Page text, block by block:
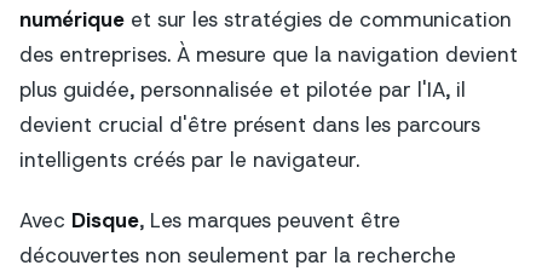
numérique et sur les stratégies de communication
des entreprises. À mesure que la navigation devient
plus guidée, personnalisée et pilotée par l'IA, il
devient crucial d'être présent dans les parcours
intelligents créés par le navigateur.
Avec Disque, Les marques peuvent être
découvertes non seulement par la recherche